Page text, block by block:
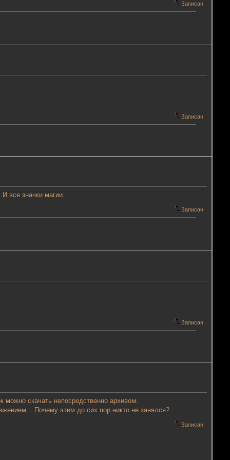
Записан
Записан
все значки магии.
Записан
Записан
можно скачать непосредственно архивом.
Почему этим до сих пор никто не занялся?..
Записан